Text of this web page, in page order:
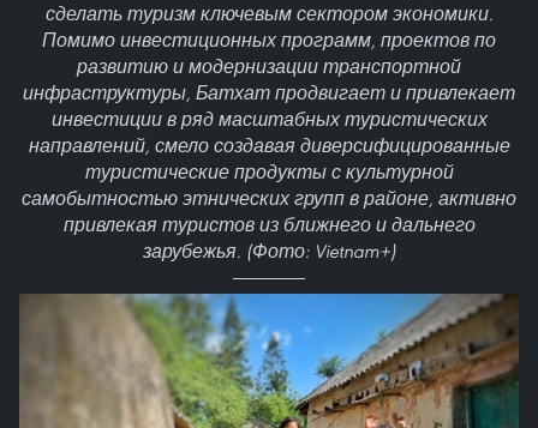
сделать туризм ключевым сектором экономики.
Помимо инвестиционных программ, проектов по
развитию и модернизации транспортной
инфраструктуры, Батхат продвигает и привлекает
инвестиции в ряд масштабных туристических
направлений, смело создавая диверсифицированные
туристические продукты с культурной
самобытностью этнических групп в районе, активно
привлекая туристов из ближнего и дальнего
зарубежья. (Фото: Vietnam+)